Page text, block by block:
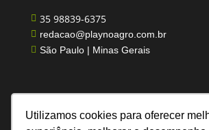
Utilizamos cookies para oferecer
 35 98839-6375
 redacao@playnoagro.com.br
 São Paulo | Minas Gerais